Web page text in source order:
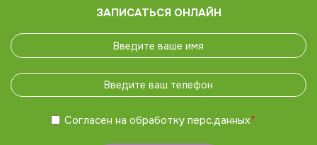
ЗАПИСАТЬСЯ ОНЛАЙН
Согласен на обработку перс.данных*